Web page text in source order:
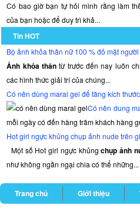
Có bao giờ bạn tự hỏi mình rằng làm
của bạn hoặc để duy trì khả...
Tin HOT
Bộ ảnh khỏa thân nữ 100 % đỏ mặt
Ảnh khỏa thântừ trước đến nay luôn
các hình thức giải trí của chúng...
Có nên dùng maral gel để tăng kích
Có nên dung
mỗi ngày có đến hàng trăm khách hàng
Hot girl ngực khủng chụp ảnh nude trên
Một số Hot girl ngực khủngchụp ảnh
như không ngần ngại chia có thể những...
Trang chủ Giới thiệu